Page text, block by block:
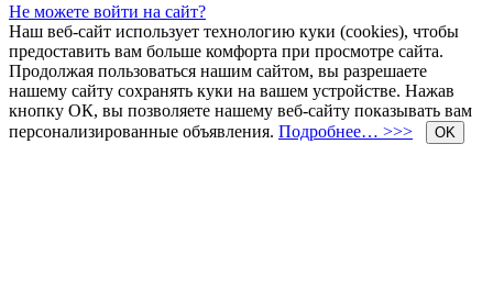
Не можете войти на сайт?
Наш веб-сайт использует технологию куки (cookies), чтобы
предоставить вам больше комфорта при просмотре сайта.
Продолжая пользоваться нашим сайтом, вы разрешаете
нашему сайту сохранять куки на вашем устройстве. Нажав
кнопку ОК, вы позволяете нашему веб-сайту показывать вам
персонализированные объявления. Подробнее… >>> OK